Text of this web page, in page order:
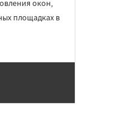
окон,
площадках в